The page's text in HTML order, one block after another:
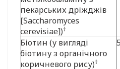
пекарських дріжджів
[Saccharomyces
cerevisiae])†
Біотин (у вигляді
біотину з органічного
коричневого рису)†